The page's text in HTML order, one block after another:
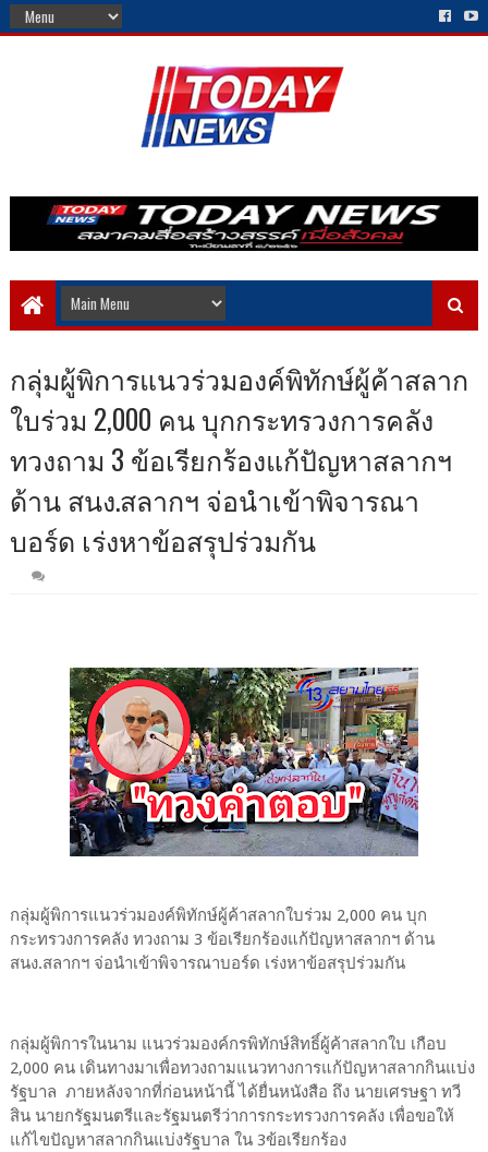
กลุ่มผู้พิการแนวร่วมองค์พิทักษ์ผู้ค้าสลาก
ใบร่วม 2,000 คน บุกกระทรวงการคลัง
ทวงถาม 3 ข้อเรียกร้องแก้ปัญหาสลากฯ
ด้าน สนง.สลากฯ จ่อนำเข้าพิจารณา
บอร์ด เร่งหาข้อสรุปร่วมกัน
กลุ่มผู้พิการแนวร่วมองค์พิทักษ์ผู้ค้าสลากใบร่วม 2,000 คน บุก
กระทรวงการคลัง ทวงถาม 3 ข้อเรียกร้องแก้ปัญหาสลากฯ ด้าน
สนง.สลากฯ จ่อนำเข้าพิจารณาบอร์ด เร่งหาข้อสรุปร่วมกัน
กลุ่มผู้พิการในนาม แนวร่วมองค์กรพิทักษ์สิทธิ์ผู้ค้าสลากใบ เกือบ
2,000 คน เดินทางมาเพื่อทวงถามแนวทางการแก้ปัญหาสลากกินแบ่ง
รัฐบาล ภายหลังจากที่ก่อนหน้านี้ ได้ยื่นหนังสือ ถึง นายเศรษฐา ทวี
สิน นายกรัฐมนตรีและรัฐมนตรีว่าการกระทรวงการคลัง เพื่อขอให้
แก้ไขปัญหาสลากกินแบ่งรัฐบาล ใน 3ข้อเรียกร้อง